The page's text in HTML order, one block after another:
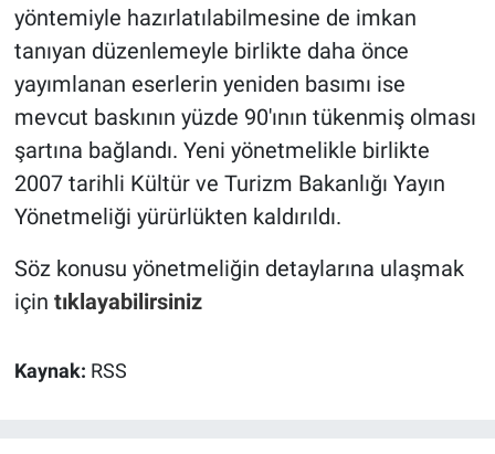
yöntemiyle hazırlatılabilmesine de imkan
tanıyan düzenlemeyle birlikte daha önce
yayımlanan eserlerin yeniden basımı ise
mevcut baskının yüzde 90'ının tükenmiş olması
şartına bağlandı. Yeni yönetmelikle birlikte
2007 tarihli Kültür ve Turizm Bakanlığı Yayın
Yönetmeliği yürürlükten kaldırıldı.
Söz konusu yönetmeliğin detaylarına ulaşmak
için tıklayabilirsiniz
Kaynak: RSS